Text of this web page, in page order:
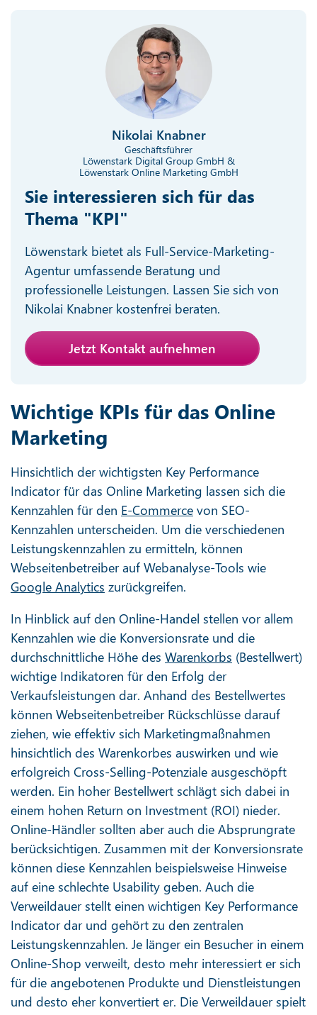
Nikolai Knabner
Geschäftsführer
Löwenstark Digital Group GmbH &
Löwenstark Online Marketing GmbH
Sie interessieren sich für das
Thema "KPI"
Löwenstark bietet als Full-Service-Marketing-
Agentur umfassende Beratung und
professionelle Leistungen. Lassen Sie sich von
Nikolai Knabner kostenfrei beraten.
Jetzt Kontakt aufnehmen
Wichtige KPIs für das Online
Marketing
Hinsichtlich der wichtigsten Key Performance
Indicator für das Online Marketing lassen sich die
Kennzahlen für den E-Commerce von SEO-
Kennzahlen unterscheiden. Um die verschiedenen
Leistungskennzahlen zu ermitteln, können
Webseitenbetreiber auf Webanalyse-Tools wie
Google Analytics zurückgreifen.
In Hinblick auf den Online-Handel stellen vor allem
Kennzahlen wie die Konversionsrate und die
durchschnittliche Höhe des Warenkorbs (Bestellwert)
wichtige Indikatoren für den Erfolg der
Verkaufsleistungen dar. Anhand des Bestellwertes
können Webseitenbetreiber Rückschlüsse darauf
ziehen, wie effektiv sich Marketingmaßnahmen
hinsichtlich des Warenkorbes auswirken und wie
erfolgreich Cross-Selling-Potenziale ausgeschöpft
werden. Ein hoher Bestellwert schlägt sich dabei in
einem hohen Return on Investment (ROI) nieder.
Online-Händler sollten aber auch die Absprungrate
berücksichtigen. Zusammen mit der Konversionsrate
können diese Kennzahlen beispielsweise Hinweise
auf eine schlechte Usability geben. Auch die
Verweildauer stellt einen wichtigen Key Performance
Indicator dar und gehört zu den zentralen
Leistungskennzahlen. Je länger ein Besucher in einem
Online-Shop verweilt, desto mehr interessiert er sich
für die angebotenen Produkte und Dienstleistungen
und desto eher konvertiert er. Die Verweildauer spielt